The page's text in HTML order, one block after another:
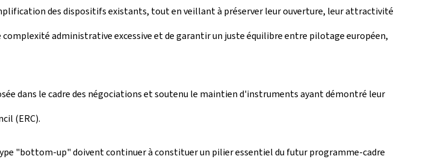
des dispositifs existants, tout en veillant à préserver leur ouverture, leur attractivité
administrative excessive et de garantir un juste équilibre entre pilotage européen,
dans le cadre des négociations et soutenu le maintien d'instruments ayant démontré leur
(ERC).
"bottom-up" doivent continuer à constituer un pilier essentiel du futur programme-cadre